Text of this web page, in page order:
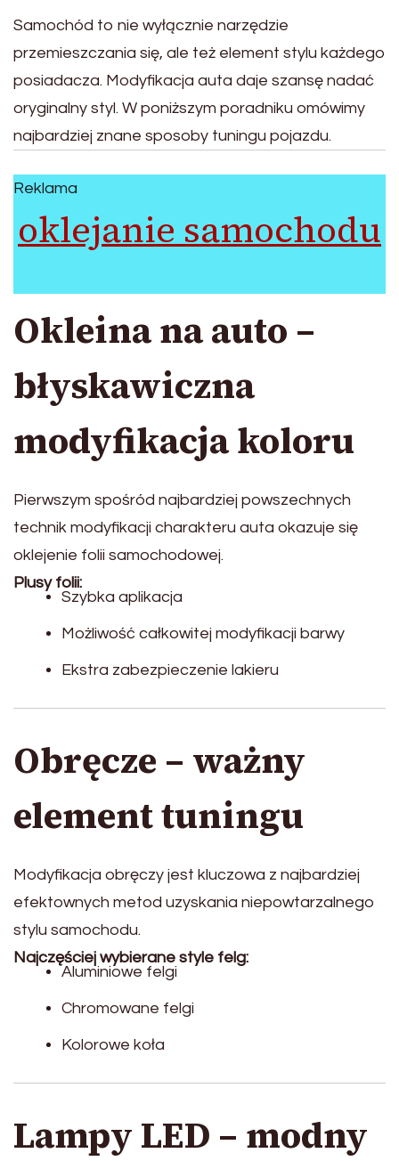
Samochód to nie wyłącznie narzędzie
przemieszczania się, ale też element stylu każdego
posiadacza. Modyfikacja auta daje szansę nadać
oryginalny styl. W poniższym poradniku omówimy
najbardziej znane sposoby tuningu pojazdu.
Reklama
oklejanie samochodu
Okleina na auto –
błyskawiczna
modyfikacja koloru
Pierwszym spośród najbardziej powszechnych
technik modyfikacji charakteru auta okazuje się
oklejenie folii samochodowej.
Plusy folii:
Szybka aplikacja
Możliwość całkowitej modyfikacji barwy
Ekstra zabezpieczenie lakieru
Obręcze – ważny
element tuningu
Modyfikacja obręczy jest kluczowa z najbardziej
efektownych metod uzyskania niepowtarzalnego
stylu samochodu.
Najczęściej wybierane style felg:
Aluminiowe felgi
Chromowane felgi
Kolorowe koła
Lampy LED – modny